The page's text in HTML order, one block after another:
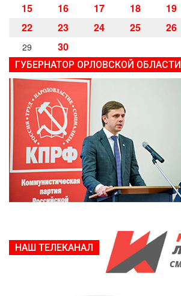
15 16 17 18 19
22 23 24 25 26
29 30
ГУБЕРНАТОР ОРЛОВСКОЙ ОБЛАСТИ
НАШ ТЕЛЕКАНАЛ